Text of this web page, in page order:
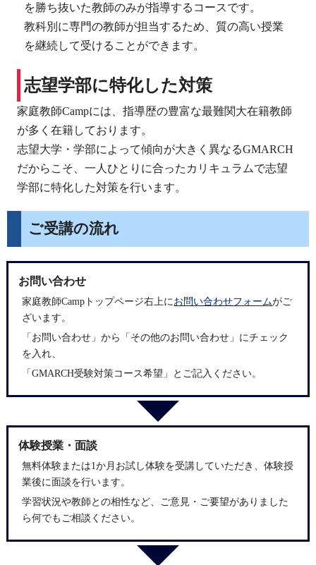
を勝ち抜いた教師のみが指導するコースです。
教科別に専門の教師が担当するため、質の高い授業
を継続して受けることができます。
志望学部に特化した対策
家庭教師Campには、指導歴の豊富な最難関大在籍教師
が多く在籍しております。
志望大学・学部によって傾向が大きく異なるGMARCH
だからこそ、一人ひとりに合ったカリキュラムで志望
学部に特化した対策を行います。
ご受講の流れ
お問い合わせ
家庭教師Campトップページ右上に お問い合わせフォームがご
ざいます。
「お問い合わせ」から「その他のお問い合わせ」にチェック
を入れ、
「GMARCH受験対策コース希望」とご記入ください。
体験授業・面談
無料体験または1か月お試し体験を受講していただき、体験授
業後に面談を行います。
学習状況や教師との相性など、ご意見・ご要望がありました
ら何でもご相談ください。